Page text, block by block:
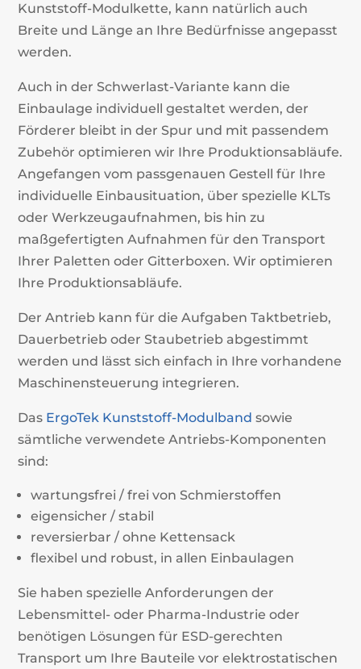
Kunststoff-Modulkette, kann natürlich auch
Breite und Länge an Ihre Bedürfnisse angepasst
werden.
Auch in der Schwerlast-Variante kann die
Einbaulage individuell gestaltet werden, der
Förderer bleibt in der Spur und mit passendem
Zubehör optimieren wir Ihre Produktionsabläufe.
Angefangen vom passgenauen Gestell für Ihre
individuelle Einbausituation, über spezielle KLTs
oder Werkzeugaufnahmen, bis hin zu
maßgefertigten Aufnahmen für den Transport
Ihrer Paletten oder Gitterboxen. Wir optimieren
Ihre Produktionsabläufe.
Der Antrieb kann für die Aufgaben Taktbetrieb,
Dauerbetrieb oder Staubetrieb abgestimmt
werden und lässt sich einfach in Ihre vorhandene
Maschinensteuerung integrieren.
Das ErgoTek Kunststoff-Modulband sowie
sämtliche verwendete Antriebs-Komponenten
sind:
wartungsfrei / frei von Schmierstoffen
eigensicher / stabil
reversierbar / ohne Kettensack
flexibel und robust, in allen Einbaulagen
Sie haben spezielle Anforderungen der
Lebensmittel- oder Pharma-Industrie oder
benötigen Lösungen für ESD-gerechten
Transport um Ihre Bauteile vor elektrostatischen